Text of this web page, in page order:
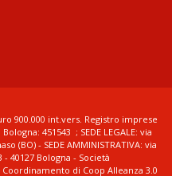
900.000 int.vers. Registro imprese
451543 ; SEDE LEGALE: via
(BO) - SEDE AMMINISTRATIVA: via
40127 Bologna - Società
di Coop Alleanza 3.0